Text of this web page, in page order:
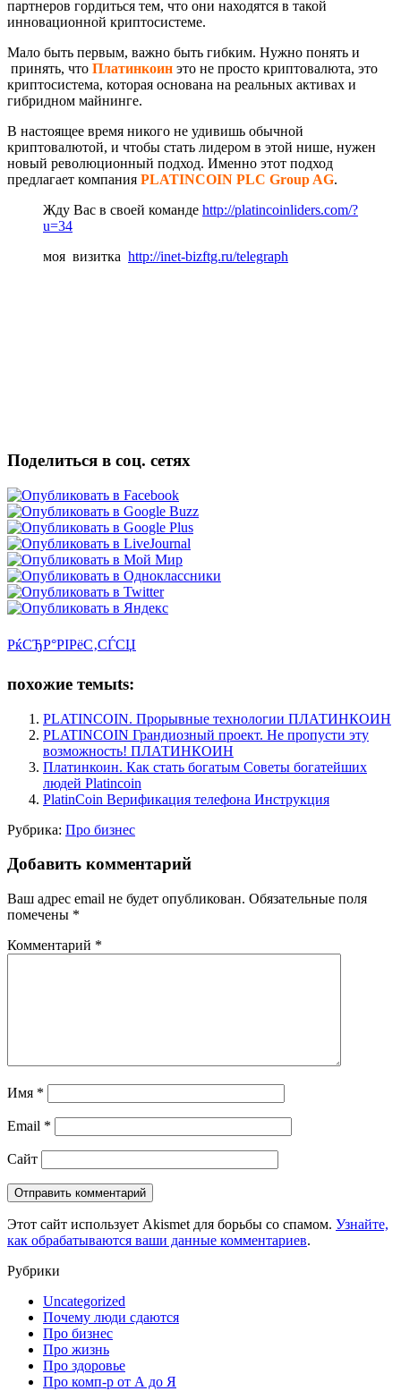
партнеров гордиться тем, что они находятся в такой
инновационной криптосистеме.
Мало быть первым, важно быть гибким. Нужно понять и
принять, что Платинкоин это не просто криптовалюта, это
криптосистема, которая основана на реальных активах и
гибридном майнинге.
В настоящее время никого не удивишь обычной
криптовалютой, и чтобы стать лидером в этой нише, нужен
новый революционный подход. Именно этот подход
предлагает компания PLATINCOIN PLC Group AG.
Жду Вас в своей команде http://platincoinliders.com/?
u=34
моя визитка http://inet-bizftg.ru/telegraph
Поделиться в соц. сетях
РќСЂР°РІРёС‚СЃСЏ
похожие темыts:
PLATINCOIN. Прорывные технологии ПЛАТИНКОИН
PLATINCOIN Грандиозный проект. Не пропусти эту
возможность! ПЛАТИНКОИН
Платинкоин. Как стать богатым Советы богатейших
людей Platincoin
PlatinCoin Верификация телефона Инструкция
Рубрика: Про бизнес
Добавить комментарий
Ваш адрес email не будет опубликован. Обязательные поля
помечены *
Комментарий *
Имя *
Email *
Сайт
Этот сайт использует Akismet для борьбы со спамом. Узнайте,
как обрабатываются ваши данные комментариев.
Рубрики
Uncategorized
Почему люди сдаются
Про бизнес
Про жизнь
Про здоровье
Про комп-р от А до Я